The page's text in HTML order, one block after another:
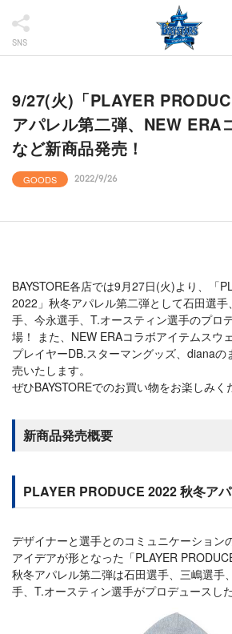
SNS
9/27(火)「PLAYER
アパレル第二弾、NEW ERA
など新商品発売！
GOODS 2022/9/26
BAYSTORE各店では9月27日(火)より、「
2022」秋冬アパレル第二弾として石田選
手、今永選手、T.オースティン選手のプロ
場！ また、NEW ERAコラボアイテムスウ
プレイヤーDB.スターマングッズ、dianaの
売いたします。
ぜひBAYSTOREでのお買い物をお楽しみく
新商品発売概要
PLAYER PRODUCE 2022 秋冬ア
デザイナーと選手とのコミュニケーション
アイデアが形となった「PLAYER
秋冬アパレル第二弾は石田選手、三嶋選手
手、T.オースティン選手がプロデュースし